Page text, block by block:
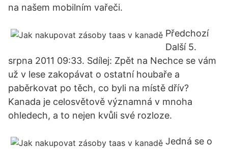
na našem mobilním vařeči.
Předchozí
Další 5.
srpna 2011 09:33. Sdílej: Zpět na Nechce se vám
už v lese zakopávat o ostatní houbaře a
paběrkovat po těch, co byli na místě dřív?
Kanada je celosvětově významná v mnoha
ohledech, a to nejen kvůli své rozloze.
Jedná se o